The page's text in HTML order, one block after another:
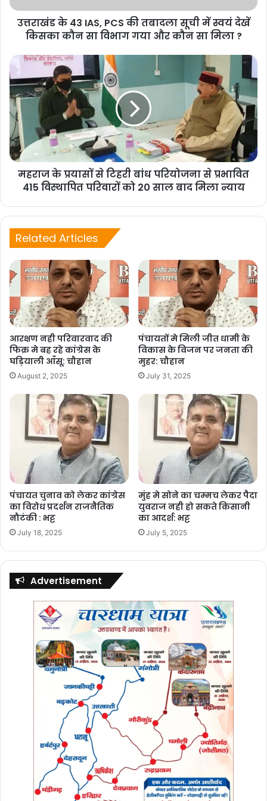
हल्द्वानी में शीघ्र ही भर्ती कैंप आयोजित किए जाने चाहिए।
F
a
c
e
b
o
o
k
X W
h
at
s
A
p
p
G
m
ai
l
C
p
y
Li
n
S
ar
e
Copy URL
उत्तराखंड के 43 IAS, PCS की तबादला सूची में स्वयं देखें
किसका कौन सा विभाग गया और कौन सा मिला ?
महराज के प्रयासों से टिहरी बांध परियोजना से प्रभावित
415 विस्थापित परिवारों को 20 साल बाद मिला न्याय
Related Articles
आरक्षण नही परिवारवाद की
फिक्र मे बह रहे कांग्रेस के
घड़ियाली आँसू: चौहान
August 2, 2025
पंचायतों मे मिली जीत धामी के
विकास के विजन पर जनता की
मुहर: चौहान
July 31, 2025
पंचायत चुनाव को लेकर कांग्रेस
का विरोध प्रदर्शन राजनैतिक
नौटंकी : भट्ट
July 18, 2025
मुंह मे सोने का चम्मच लेकर पैदा
युवराज नही हो सकते किसानी
का आदर्श: भट्ट
July 5, 2025
Advertisement